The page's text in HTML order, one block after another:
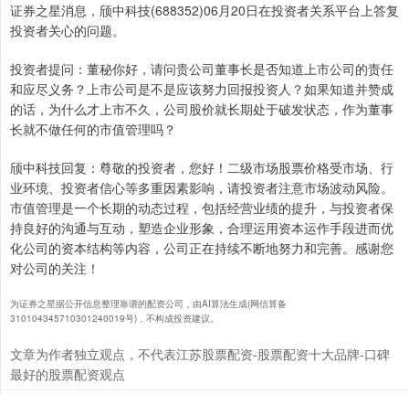
证券之星消息，颀中科技(688352)06月20日在投资者关系平台上答复
投资者关心的问题。
投资者提问：董秘你好，请问贵公司董事长是否知道上市公司的责任
和应尽义务？上市公司是不是应该努力回报投资人？如果知道并赞成
的话，为什么才上市不久，公司股价就长期处于破发状态，作为董事
长就不做任何的市值管理吗？
颀中科技回复：尊敬的投资者，您好！二级市场股票价格受市场、行
业环境、投资者信心等多重因素影响，请投资者注意市场波动风险。
市值管理是一个长期的动态过程，包括经营业绩的提升，与投资者保
持良好的沟通与互动，塑造企业形象，合理运用资本运作手段进而优
化公司的资本结构等内容，公司正在持续不断地努力和完善。感谢您
对公司的关注！
为证券之星据公开信息整理靠谱的配资公司，由AI算法生成(网信算备
310104345710301240019号)，不构成投资建议。
文章为作者独立观点，不代表江苏股票配资-股票配资十大品牌-口碑
最好的股票配资观点